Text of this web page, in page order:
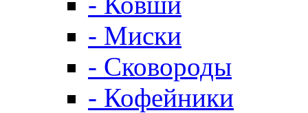
- Миски
- Сковороды
- Кофейники